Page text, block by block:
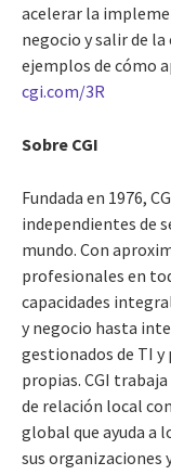
acelerar la
negocio y salir de
ejemplos de cómo
cgi.com/3R
Sobre CGI
Fundada en 1976,
independientes de
mundo. Con
profesionales en
capacidades
y negocio hasta
gestionados de TI y
propias. CGI
de relación local
global que ayuda
sus organizaciones